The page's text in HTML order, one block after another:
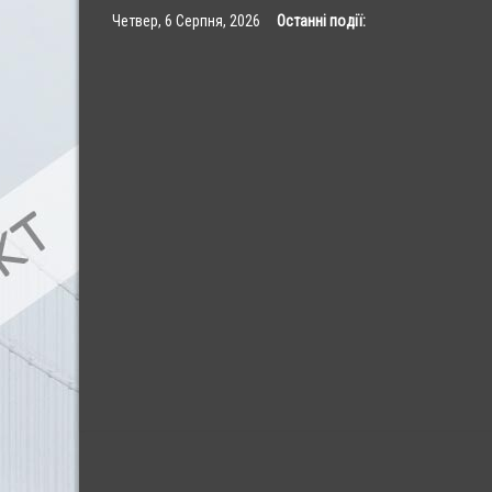
Четвер, 6 Серпня, 2026 Останні події: